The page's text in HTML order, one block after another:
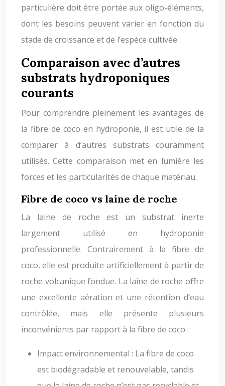
particulière doit être portée aux oligo-éléments,
dont les besoins peuvent varier en fonction du
stade de croissance et de l’espèce cultivée.
Comparaison avec d’autres
substrats hydroponiques
courants
Pour comprendre pleinement les avantages de
la fibre de coco en hydroponie, il est utile de la
comparer à d’autres substrats couramment
utilisés. Cette comparaison met en lumière les
forces et les particularités de chaque matériau.
Fibre de coco vs laine de roche
La laine de roche est un substrat inerte
largement utilisé en hydroponie
professionnelle. Contrairement à la fibre de
coco, elle est produite artificiellement à partir de
roche volcanique fondue. La laine de roche offre
une excellente aération et une rétention d’eau
contrôlée, mais elle présente plusieurs
inconvénients par rapport à la fibre de coco :
Impact environnemental : La fibre de coco
est biodégradable et renouvelable, tandis